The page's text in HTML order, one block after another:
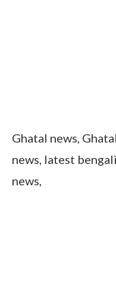
Ghatal news,
news, latest
news,